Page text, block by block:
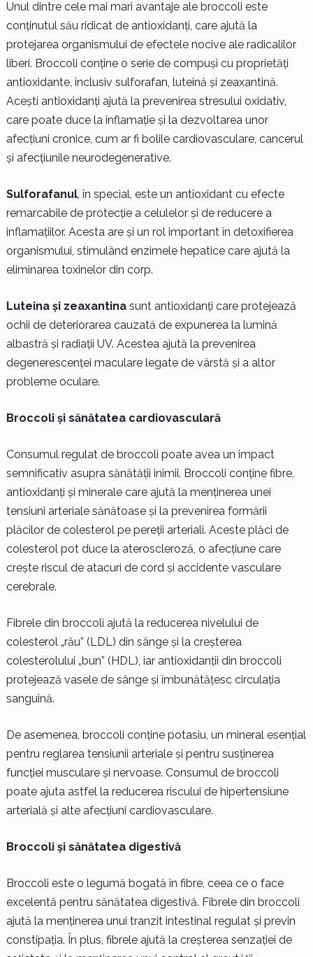
Unul dintre cele mai mari avantaje ale broccoli este
conținutul său ridicat de antioxidanți, care ajută la
protejarea organismului de efectele nocive ale radicalilor
liberi. Broccoli conține o serie de compuși cu proprietăți
antioxidante, inclusiv sulforafan, luteină și zeaxantină.
Acești antioxidanți ajută la prevenirea stresului oxidativ,
care poate duce la inflamație și la dezvoltarea unor
afecțiuni cronice, cum ar fi bolile cardiovasculare, cancerul
și afecțiunile neurodegenerative.
Sulforafanul, în special, este un antioxidant cu efecte
remarcabile de protecție a celulelor și de reducere a
inflamațiilor. Acesta are și un rol important în detoxifierea
organismului, stimulând enzimele hepatice care ajută la
eliminarea toxinelor din corp.
Luteina și zeaxantinasunt antioxidanți care protejează
ochii de deteriorarea cauzată de expunerea la lumină
albastră și radiații UV. Acestea ajută la prevenirea
degenerescenței maculare legate de vârstă și a altor
probleme oculare.
Broccoli și sănătatea cardiovasculară
Consumul regulat de broccoli poate avea un impact
semnificativ asupra sănătății inimii. Broccoli conține fibre,
antioxidanți și minerale care ajută la menținerea unei
tensiuni arteriale sănătoase și la prevenirea formării
plăcilor de colesterol pe pereții arteriali. Aceste plăci de
colesterol pot duce la ateroscleroză, o afecțiune care
crește riscul de atacuri de cord și accidente vasculare
cerebrale.
Fibrele din broccoli ajută la reducerea nivelului de
colesterol „rău” (LDL) din sânge și la creșterea
colesterolului „bun” (HDL), iar antioxidanții din broccoli
protejează vasele de sânge și îmbunătățesc circulația
sanguină.
De asemenea, broccoli conține potasiu, un mineral esențial
pentru reglarea tensiunii arteriale și pentru susținerea
funcției musculare și nervoase. Consumul de broccoli
poate ajuta astfel la reducerea riscului de hipertensiune
arterială și alte afecțiuni cardiovasculare.
Broccoli și sănătatea digestivă
Broccoli este o legumă bogată în fibre, ceea ce o face
excelentă pentru sănătatea digestivă. Fibrele din broccoli
ajută la menținerea unui tranzit intestinal regulat și previn
constipația. În plus, fibrele ajută la creșterea senzației de